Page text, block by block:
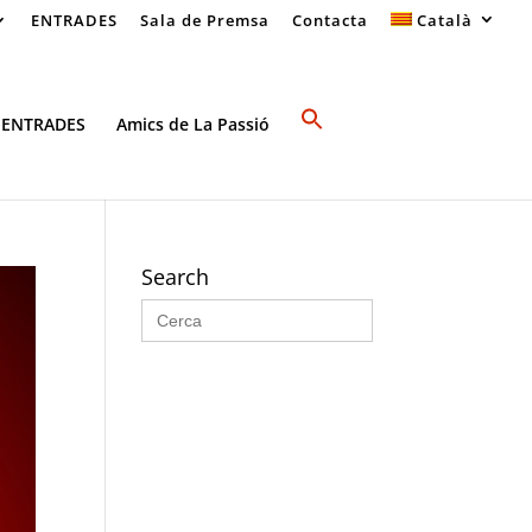
ENTRADES Sala de Premsa Contacta Català
Amics de La Passió
Search
Search
for: